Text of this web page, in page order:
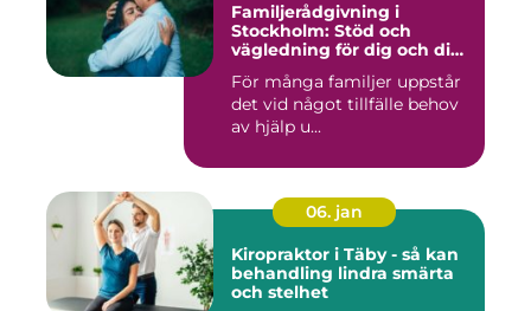
Familjerådgivning i
Stockholm: Stöd och
vägledning för dig och din
För många familjer uppstår
det vid något tillfälle behov
av hjälp u...
06. jan
Kiropraktor i Täby - så kan
behandling lindra smärta
och stelhet